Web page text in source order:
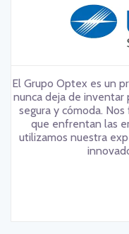
El Grupo Optex es un
nunca deja de inventar
segura y cómoda.
que enfrentan las
utilizamos nuestra